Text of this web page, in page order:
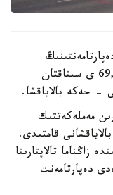
مالىمەتىنە سۇيەنسەك، 9 ۇيىم نەمەسە %69,3 ى سىناقتان
- جەكە بالاباقشا.
مەملەكەتتىك
اتتەستاتتاۋ جاڭا فورماتتا ءجۇردى. ول 22 بالاباقشانى قامتىدى.
كەمشىلىكتەردى 3 اي ىشىندە زاڭناما تالاپتارىنا
دەپارتامەنت